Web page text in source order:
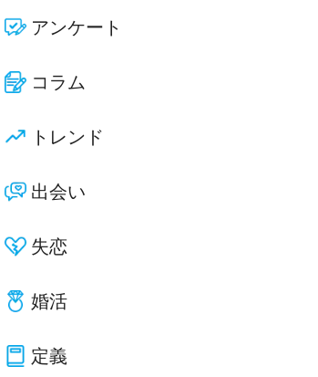
アンケート
コラム
トレンド
出会い
失恋
婚活
定義